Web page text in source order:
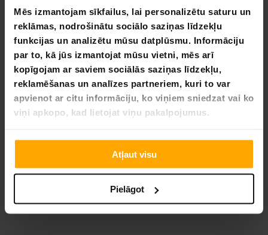
Mēs izmantojam sīkfailus, lai personalizētu saturu un
reklāmas, nodrošinātu sociālo saziņas līdzekļu
funkcijas un analizētu mūsu datplūsmu. Informāciju
par to, kā jūs izmantojat mūsu vietni, mēs arī
kopīgojam ar saviem sociālās saziņas līdzekļu,
reklamēšanas un analīzes partneriem, kuri to var
apvienot ar citu informāciju, ko viņiem sniedzat vai ko
viņi apkopo, kad lietojat viņu pakalpojumus.
Atļaut visu
Pielāgot
Atsauksme Jautājums
SJ
07.13.2023
Solvejg J.
Bambusa pārvalks
Pārvalks ir vēss un patīkams
Ļoti apmierināts 👌
DALĪTIES Vai šī atsauksme bija noderīga? 0 0